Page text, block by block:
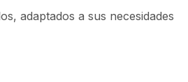
adaptados a sus necesidades